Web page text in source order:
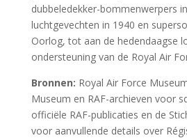
dubbeledekker-bommenwerpers
luchtgevechten in 1940 en
Oorlog, tot aan de hedendaagse
ondersteuning van de Royal Air
Bronnen: Royal Air Force
Museum en RAF-archieven voor
officiële RAF-publicaties en de
voor aanvullende details over